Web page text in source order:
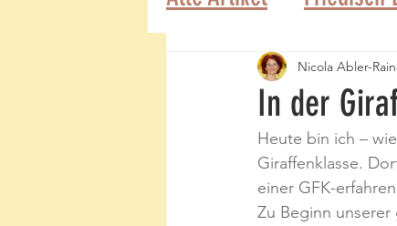
In der
Nicola Abler-
Heute bin ich –
Giraffenklasse.
einer GFK-
Zu Beginn